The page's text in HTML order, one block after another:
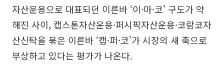
자산운용으로 대표되던 이른바 ‘이·마·코’ 구도가 약
해진 사이, 캡스톤자산운용·퍼시픽자산운용·코람코자
산신탁을 묶은 이른바 ‘캡·퍼·코’가 시장의 새 축으로
부상하고 있다는 평가가 나온다.